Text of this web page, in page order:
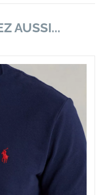
AUSSI...